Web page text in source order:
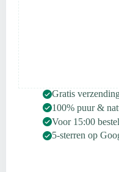
Gratis
100% puur &
Voor 15:00
5-sterren op